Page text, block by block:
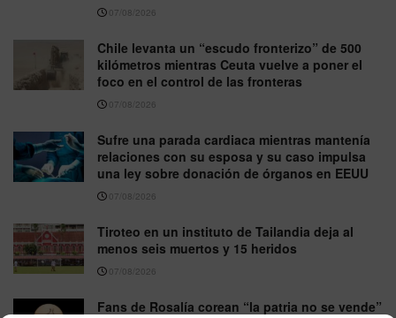
07/08/2026
Chile levanta un “escudo fronterizo” de 500
kilómetros mientras Ceuta vuelve a poner el
foco en el control de las fronteras
07/08/2026
Sufre una parada cardiaca mientras mantenía
relaciones con su esposa y su caso impulsa
una ley sobre donación de órganos en EEUU
07/08/2026
Tiroteo en un instituto de Tailandia deja al
menos seis muertos y 15 heridos
07/08/2026
Fans de Rosalía corean “la patria no se vende”